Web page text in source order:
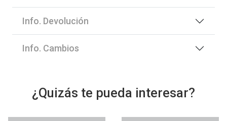
Info. Devolución
Info. Cambios
¿Quizás te pueda interesar?